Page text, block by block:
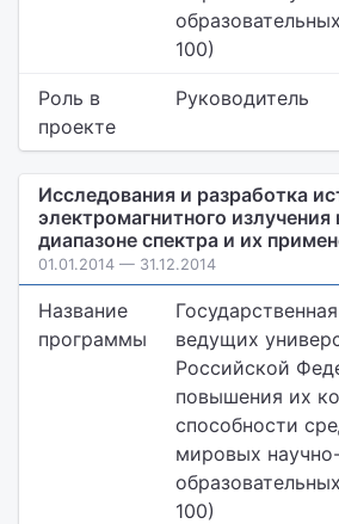
100)
Роль в
проекте
Руководитель
Исследования и разработка
электромагнитного
диапазоне спектра и их
01.01.2014 — 31.12.2014
Название
программы
ведущих
Российской
повышения их
способности
мировых
100)